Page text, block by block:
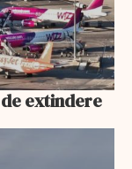
extindere